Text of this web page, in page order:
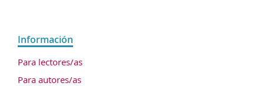
Información
Para lectores/as
Para autores/as